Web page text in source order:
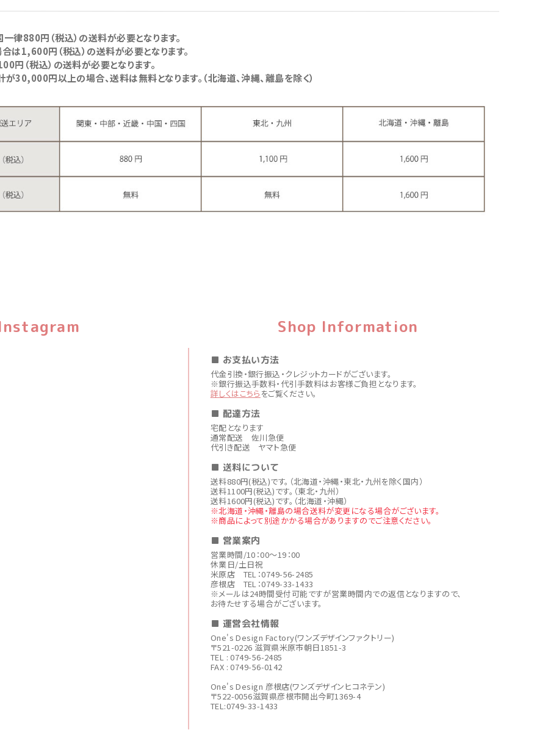
律880円（税込）の送料が必要となります。
は1,600円（税込）の送料が必要となります。
円（税込）の送料が必要となります。
30,000円以上の場合、送料は無料となります。（北海道、沖縄、離島を除く）
Shop Information
■ お支払い方法
代金引換・銀行振込・クレジットカードがございます。
※銀行振込手数料・代引手数料はお客様ご負担となります。
詳しくはこちら をご覧ください。
■ 配達方法
宅配となります
通常配送 佐川急便
代引き配送 ヤマト急便
■ 送料について
送料880円(税込)です。（北海道・沖縄・東北・九州を除く国内）
送料1100円(税込)です。（東北・九州）
送料1600円(税込)です。（北海道・沖縄）
※北海道・沖縄・離島の場合送料が変更になる場合がございます。
※商品によって別途かかる場合がありますのでご注意ください。
■ 営業案内
営業時間/10：00～19：00
休業日/土日祝
米原店 TEL：0749-56-2485
彦根店 TEL：0749-33-1433
※メールは24時間受付可能ですが営業時間内での返信となりますので、
お待たせする場合がございます。
■ 運営会社情報
One's Design Factory(ワンズデザインファクトリー)
〒521-0226 滋賀県米原市朝日1851-3
TEL : 0749-56-2485
FAX : 0749-56-0142
One's Design 彦根店(ワンズデザインヒコネテン)
〒522-0056滋賀県彦根市開出今町1369-4
TEL:0749-33-1433